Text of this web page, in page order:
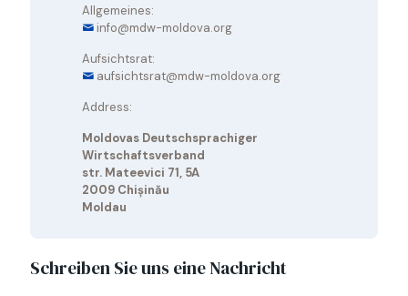
Allgemeines:
info@mdw-moldova.org
Aufsichtsrat:
aufsichtsrat@mdw-moldova.org
Address:
Moldovas Deutschsprachiger
Wirtschaftsverband
str. Mateevici 71, 5A
2009 Chișinău
Moldau
Schreiben Sie uns eine Nachricht